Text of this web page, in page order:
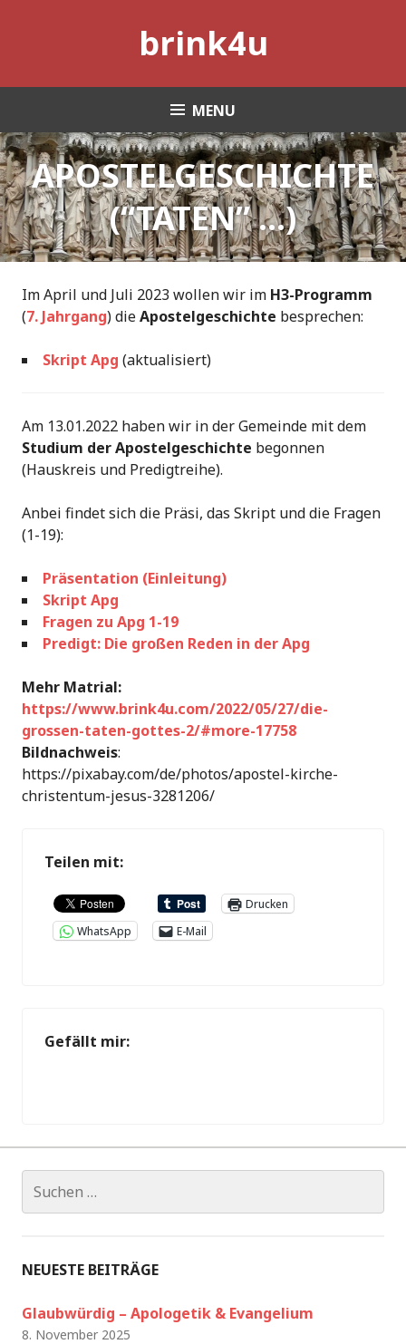
brink4u
MENU
APOSTELGESCHICHTE
(“TATEN” …)
Im April und Juli 2023 wollen wir im H3-Programm
(7. Jahrgang) dieApostelgeschichte besprechen:
Skript Apg (aktualisiert)
Am 13.01.2022 haben wir in der Gemeinde mit dem
Studium der Apostelgeschichte begonnen
(Hauskreis und Predigtreihe).
Anbei findet sich die Präsi, das Skript und die Fragen
(1-19):
Präsentation (Einleitung)
Skript Apg
Fragen zu Apg 1-19
Predigt: Die großen Reden in der Apg
Mehr Matrial:
https://www.brink4u.com/2022/05/27/die-
grossen-taten-gottes-2/#more-17758
Bildnachweis:
https://pixabay.com/de/photos/apostel-kirche-
christentum-jesus-3281206/
Teilen mit:
Drucken
WhatsApp
E-Mail
Gefällt mir:
nach:
NEUESTE BEITRÄGE
Glaubwürdig – Apologetik & Evangelium
8. November 2025